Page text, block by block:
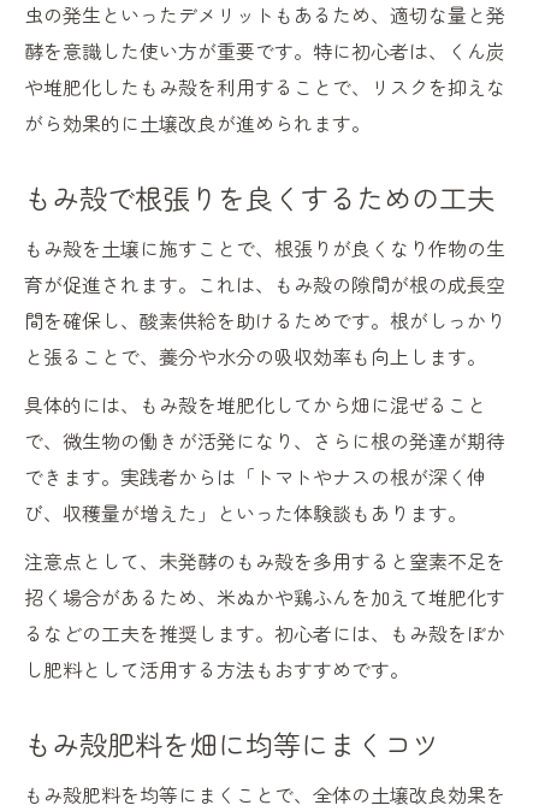
虫の発生といったデメリットもあるため、適切な量と発
酵を意識した使い方が重要です。特に初心者は、くん炭
や堆肥化したもみ殻を利用することで、リスクを抑えな
がら効果的に土壌改良が進められます。
もみ殻で根張りを良くするための工夫
もみ殻を土壌に施すことで、根張りが良くなり作物の生
育が促進されます。これは、もみ殻の隙間が根の成長空
間を確保し、酸素供給を助けるためです。根がしっかり
と張ることで、養分や水分の吸収効率も向上します。
具体的には、もみ殻を堆肥化してから畑に混ぜること
で、微生物の働きが活発になり、さらに根の発達が期待
できます。実践者からは「トマトやナスの根が深く伸
び、収穫量が増えた」といった体験談もあります。
注意点として、未発酵のもみ殻を多用すると窒素不足を
招く場合があるため、米ぬかや鶏ふんを加えて堆肥化す
るなどの工夫を推奨します。初心者には、もみ殻をぼか
し肥料として活用する方法もおすすめです。
もみ殻肥料を畑に均等にまくコツ
もみ殻肥料を均等にまくことで、全体の土壌改良効果を